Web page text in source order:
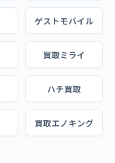
ゲストモバイル
買取ミライ
ハチ買取
買取エノキング